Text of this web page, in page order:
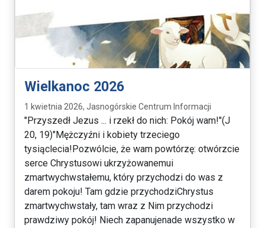
Wielkanoc 2026
1 kwietnia 2026, Jasnogórskie Centrum Informacji
"Przyszedł Jezus ... i rzekł do nich: Pokój wam!"(J
20, 19)"Mężczyźni i kobiety trzeciego
tysiąclecia!Pozwólcie, że wam powtórzę: otwórzcie
serce Chrystusowi ukrzyżowanemui
zmartwychwstałemu, który przychodzi do was z
darem pokoju! Tam gdzie przychodziChrystus
zmartwychwstały, tam wraz z Nim przychodzi
prawdziwy pokój! Niech zapanujenade wszystko w